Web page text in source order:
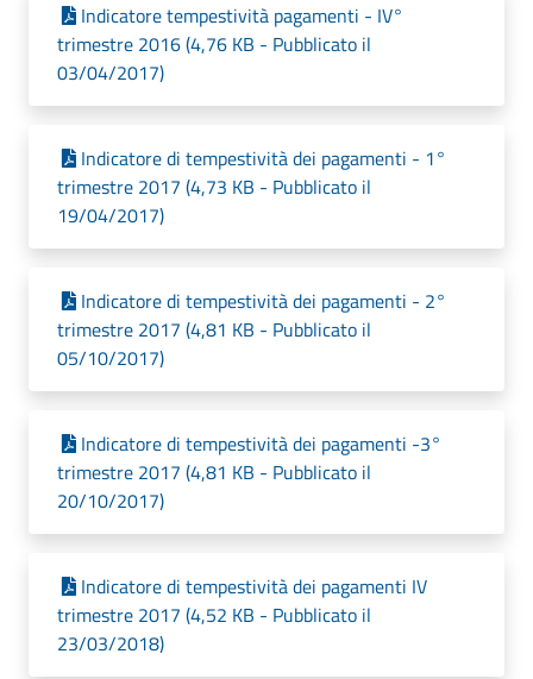
Indicatore tempestività pagamenti - IV°
trimestre 2016 (4,76 KB - Pubblicato il
03/04/2017)
Indicatore di tempestività dei pagamenti - 1°
trimestre 2017 (4,73 KB - Pubblicato il
19/04/2017)
Indicatore di tempestività dei pagamenti - 2°
trimestre 2017 (4,81 KB - Pubblicato il
05/10/2017)
Indicatore di tempestività dei pagamenti -3°
trimestre 2017 (4,81 KB - Pubblicato il
20/10/2017)
Indicatore di tempestività dei pagamenti IV
trimestre 2017 (4,52 KB - Pubblicato il
23/03/2018)